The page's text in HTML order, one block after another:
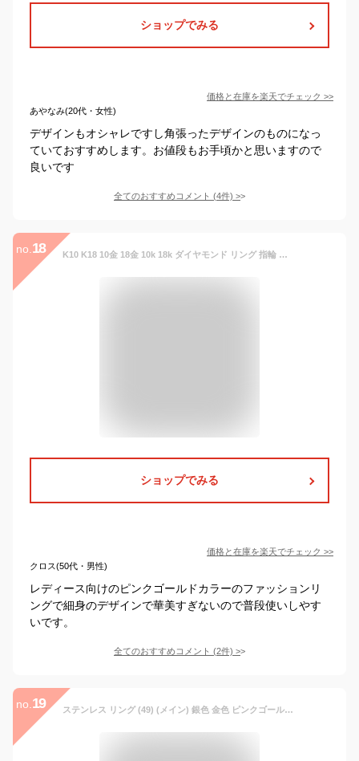
ショップでみる
価格と在庫を楽天でチェック >>
あやなみ(20代・女性)
デザインもオシャレですし角張ったデザインのものになっ
ていておすすめします。お値段もお手頃かと思いますので
良いです
全てのおすすめコメント (4件) >
no. 18 K10 K18 10金 18金 10k 18k ダイヤモンド リング 指輪 レディース ゴールド 極細 人気 ピンクゴールド 重ね付け 3石 デザイン 4月誕生石 天然石 華奢 シンプル おしゃれ ダイヤリング 細い 指 ファッションリング プレゼント 人気 ギフト 贈り物
ショップでみる
価格と在庫を楽天でチェック >>
クロス(50代・男性)
レディース向けのピンクゴールドカラーのファッションリ
ングで細身のデザインで華美すぎないので普段使いしやす
いです。
全てのおすすめコメント (2件) >
no. 19 ステンレス リング (49) (メイン) 銀色 金色 ピンクゴールド サージカルステンレス製 316L メンズ レディース 送料無料 アクセサリー プチプライス ユニセックス 極細 華奢 細め ピンキーリング キラキラ シンプル かわいい ピンキーリング 細め